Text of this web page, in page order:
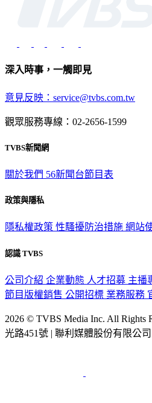
深入時事，一觸即見
意見反映：service@tvbs.com.tw
觀眾服務專線：02-2656-1599
TVBS新聞網
關於我們 56新聞台節目表
政策與隱私
隱私權政策 性騷擾防治措施 網站
認識 TVBS
公司介紹 企業動態 人才招募 主播
節目版權銷售 公開招標 業務服務
2026 © TVBS Media Inc. All Rights
光路451號 | 聯利媒體股份有限公司